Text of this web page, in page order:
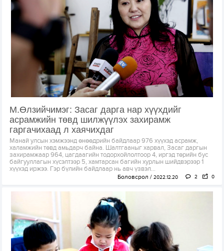
М.Өлзийчимэг: Засаг дарга нар хүүхдийг
асрамжийн төвд шилжүүлэх захирамж
гаргачихаад л хаячихдаг
Манай улсын хэмжээнд өнөөдрийн байдлаар 976 хүүхэд асрамж,
халамжийн төвд амьдарч байна. Шалтгааныг харвал, Засаг даргын
захирамжаар 964, цагдаагийн тодорхойлолтоор 4, иргэд төрийн бус
байгууллагын хүсэлтээр 5, хамтарсан багийн хурлын шийдвэрээр 1
хүүхэд иржээ. Гэр бүлийн байдлаар нь авч үзвэл...
Боловсрол 2022.12.20 2 0